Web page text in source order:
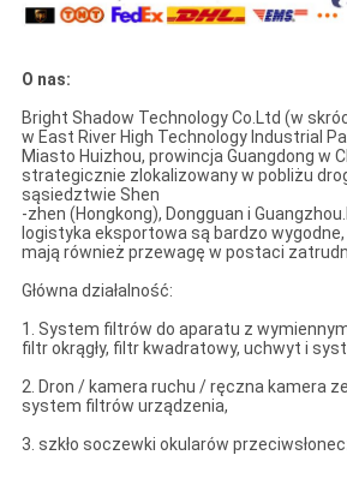
O nas:
Bright Shadow Technology Co.Ltd (w
w East River High Technology Industrial
Miasto Huizhou, prowincja Guangdong w
strategicznie zlokalizowany w pobliżu
sąsiedztwie Shen
-zhen (Hongkong), Dongguan i
logistyka eksportowa są bardzo wygodne,
mają również przewagę w postaci
Główna działalność:
1. System filtrów do aparatu z
filtr okrągły, filtr kwadratowy, uchwyt i
2. Dron / kamera ruchu / ręczna kamera
system filtrów urządzenia,
3. szkło soczewki okularów